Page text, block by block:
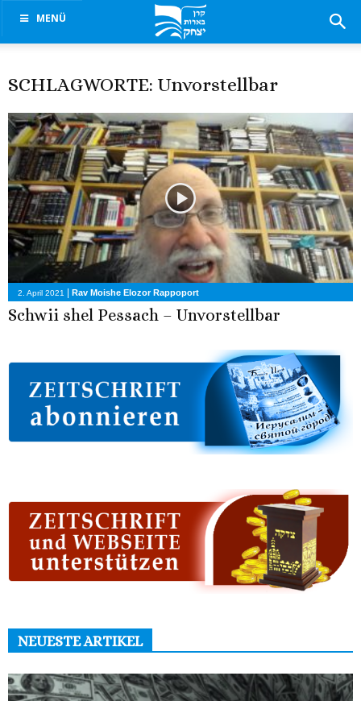
MENÜ
SCHLAGWORTE: Unvorstellbar
2. April 2021 Rav Moishe Elozor Rappoport
Schwii shel Pessach – Unvorstellbar
NEUESTE ARTIKEL